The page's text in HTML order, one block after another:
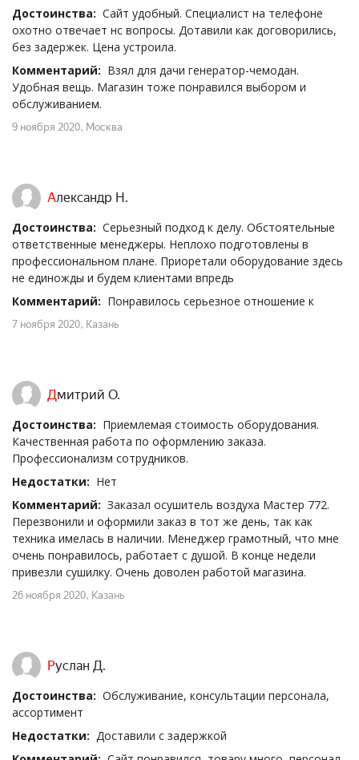
Достоинства: Сайт удобный. Специалист на телефоне
охотно отвечает нс вопросы. Дотавили как договорились,
без задержек. Цена устроила.
Комментарий: Взял для дачи генератор-чемодан.
Удобная вещь. Магазин тоже понравился выбором и
обслуживанием.
9 ноября 2020, Москва
Александр Н.
Достоинства: Серьезный подход к делу. Обстоятельные
ответственные менеджеры. Неплохо подготовлены в
профессиональном плане. Приоретали оборудование здесь
не единожды и будем клиентами впредь
Комментарий: Понравилось серьезное отношение к
7 ноября 2020, Казань
Дмитрий О.
Достоинства: Приемлемая стоимость оборудования.
Качественная работа по оформлению заказа.
Профессионализм сотрудников.
Недостатки: Нет
Комментарий: Заказал осушитель воздуха Мастер 772.
Перезвонили и оформили заказ в тот же день, так как
техника имелась в наличии. Менеджер грамотный, что мне
очень понравилось, работает с душой. В конце недели
привезли сушилку. Очень доволен работой магазина.
26 ноября 2020, Казань
Руслан Д.
Достоинства: Обслуживание, консультации персонала,
ассортимент
Недостатки: Доставили с задержкой